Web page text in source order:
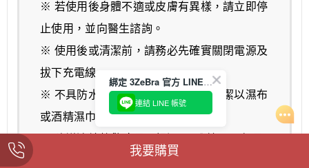
※ 若使用後身體不適或皮膚有異樣，請立即停
止使用，並向醫生諮詢。
※ 使用後或清潔前，請務必先確實關閉電源及
拔下充電線。
※ 不具防水功能，請勿直接水洗，清潔以濕布
或酒精濕巾擦拭表面即可。
我要購買
綁定 3ZeBra 官方 LINE，首購折抵 $50
連結 LINE 帳號